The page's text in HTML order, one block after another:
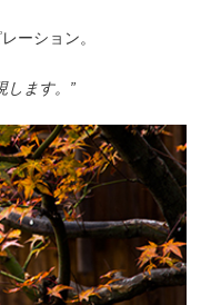
ーション。
します。”